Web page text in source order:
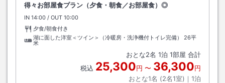
得々お部屋食プラン（夕食・朝食／お部屋食）◎
IN チェックイン
14:00 / OUT チェックアウト
10:00
夕食/朝食付き
湖に面した洋室＜ツイン＞（冷暖房・洗浄機付トイレ完備）
26平
米
おとな2名 1泊 1部屋 合計
税込 25,300円 〜 36,300円
おとな1名 (2名1室)｜ 1泊